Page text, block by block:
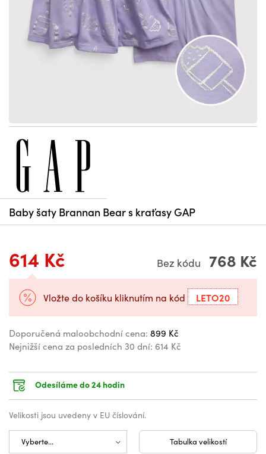
Baby šaty Brannan Bear s kraťasy GAP
614 Kč Bez kódu 768 Kč
Vložte do košíku kliknutím na kód LETO20
Doporučená maloobchodní cena: 899 Kč
Nejnižší cena za posledních 30 dní: 614 Kč
Odesíláme do 24 hodin
Velikosti jsou uvedeny v EU číslování.
Tabulka velikostí